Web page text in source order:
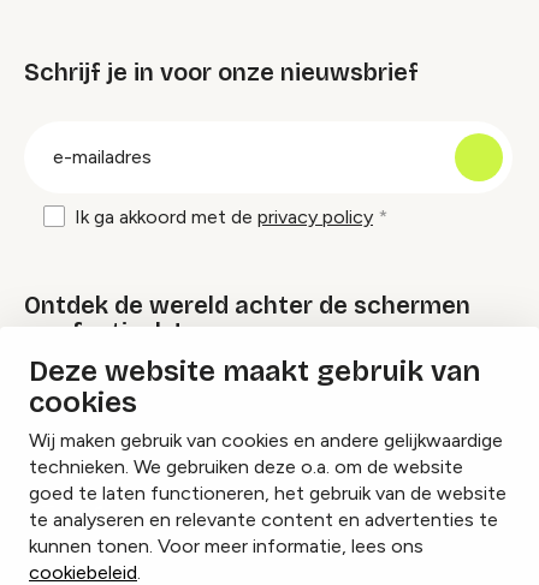
Deze website maakt gebruik van
cookies
Wij maken gebruik van cookies en andere gelijkwaardige
technieken. We gebruiken deze o.a. om de website
goed te laten functioneren, het gebruik van de website
te analyseren en relevante content en advertenties te
kunnen tonen. Voor meer informatie, lees ons
cookiebeleid.
Schrijf je in voor onze nieuwsbrief
Ik ga akkoord met de privacy policy
Ontdek de wereld achter de schermen
van festivals!
Lees onze Festival Specials
InstagramFacebookLinkedIn